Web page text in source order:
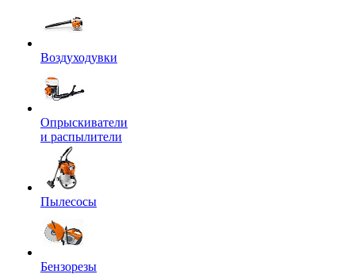
Воздуходувки
Опрыскиватели
и распылители
Пылесосы
Бензорезы